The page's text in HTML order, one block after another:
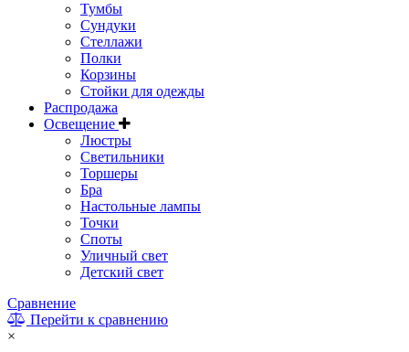
Тумбы
Сундуки
Стеллажи
Полки
Корзины
Стойки для одежды
Распродажа
Освещение
Люстры
Светильники
Торшеры
Бра
Настольные лампы
Точки
Споты
Уличный свет
Детский свет
Сравнение
Перейти к сравнению
×